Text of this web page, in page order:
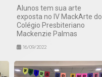
Alunos tem sua arte
exposta no IV MackArte do
Colégio Presbiteriano
Mackenzie Palmas
16/09/2022